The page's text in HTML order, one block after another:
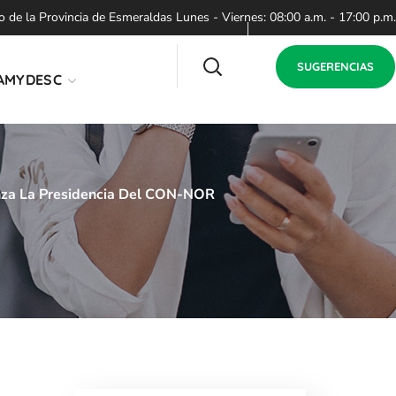
la Provincia de Esmeraldas Lunes - Viernes: 08:00 a.m. - 17:00 p.m.
SUGERENCIAS
La Presidencia Del CON-NOR